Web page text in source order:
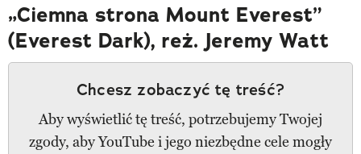
„Ciemna strona Mount Everest”
(Everest Dark), reż. Jeremy Watt
Chcesz zobaczyć tę treść?
Aby wyświetlić tę treść, potrzebujemy Twojej
zgody, aby YouTube i jego niezbędne cele mogły